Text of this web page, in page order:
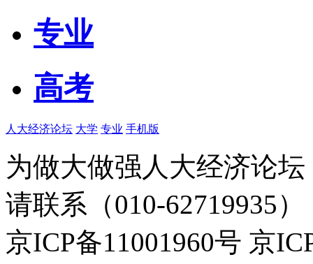
专业
高考
人大经济论坛 大学 专业 手机版
为做大做强人大经济论
请联系（010-62719935）
京ICP备11001960号 京